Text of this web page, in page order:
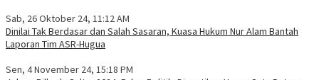
Sab, 26 Oktober 24, 11:12 AM
Dinilai Tak Berdasar dan Salah Sasaran, Kuasa Hukum Nur Alam Bantah
Laporan Tim ASR-Hugua
Sen, 4 November 24, 15:18 PM